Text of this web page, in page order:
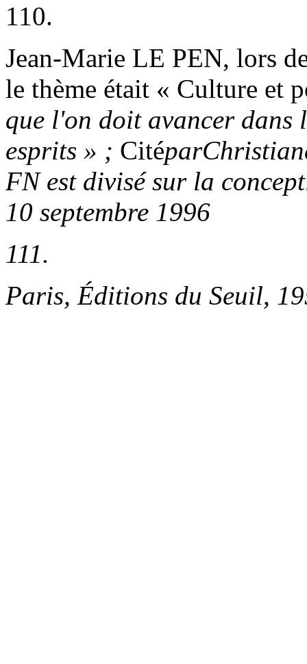
110.
Jean-Marie LE PEN, lors
le thème était « Culture et
que l'on doit avancer dans
esprits » ; Citépar
FN est divisé sur la
10 septembre 1996
111.
Paris, Éditions du Seuil,